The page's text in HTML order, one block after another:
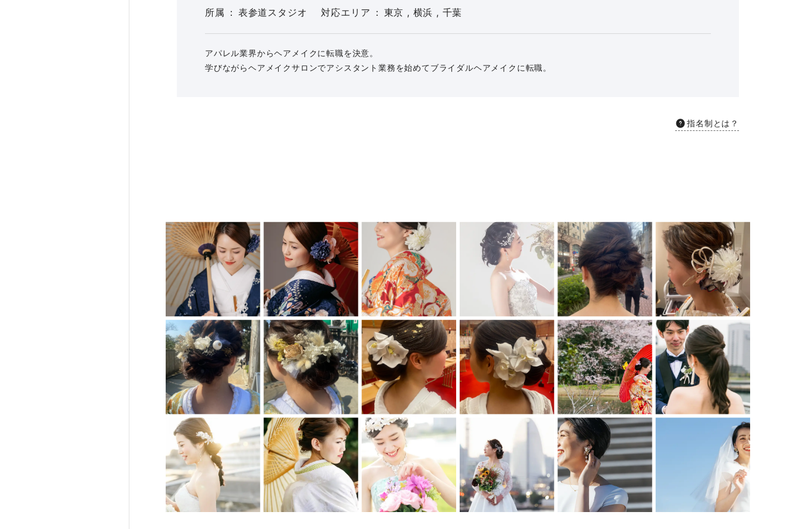
所属 表参道スタジオ 対応エリア 東京 , 横浜 , 千葉
アパレル業界からヘアメイクに転職を決意。
学びながらヘアメイクサロンでアシスタント業務を始めてブライダルヘアメイクに転職。
指名制とは？